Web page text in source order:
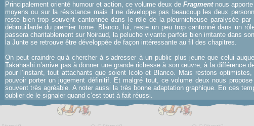
Principalement orienté humour et action, ce volume deux de Fragmentnous
moyens ou sur la résistance mais il ne développe pas beaucoup les deux
reste bien trop souvent cantonnée dans le rôle de la pleurnicheuse paralysée
débrouillarde du premier tome. Blanco, lui, reste un peu trop cantonné dans un
passera charitablement sur Noiraud, la peluche vivante parfois bien irritante dans
la Junte se retrouve être développée de façon intéressante au fil des chapitres.
On peut craindre qu’à chercher à s’adresser à un public plus jeune que celui
Takahashi n’arrive pas à donner une grande richesse à son œuvre, à la différence
pour l’instant, tout attachants que soient Icolo et Blanco. Mais restons
pouvoir porter un jugement définitif. Et malgré tout, ce volume deux nous
souvent très agréable. A noter aussi la très bonne adaptation graphique. En ces
oublier de le signaler quand c’est tout à fait réussi.